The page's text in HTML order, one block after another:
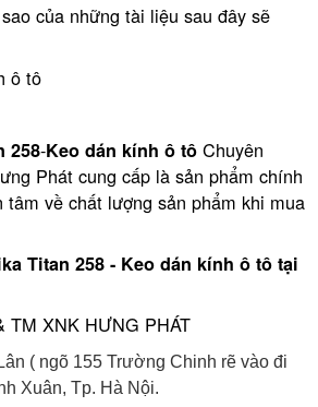
của những tài liệu sau đây sẽ
ô tô
258-Keo dán kính ô tô Chuyên
Phát cung cấp là sản phẩm chính
tâm về chất lượng sản phẩm khi mua
Titan 258 - Keo dán kính ô tô tại
TM XNK HƯNG PHÁT
( ngõ 155 Trường Chinh rẽ vào đi
Xuân, Tp. Hà Nội.